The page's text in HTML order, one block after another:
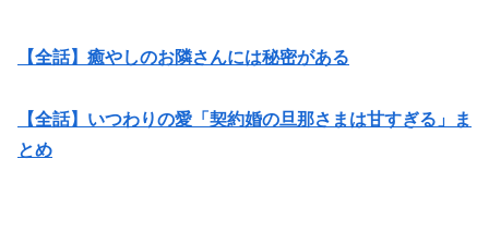
【全話】癒やしのお隣さんには秘密がある
【全話】いつわりの愛「契約婚の旦那さまは甘すぎる」ま
とめ